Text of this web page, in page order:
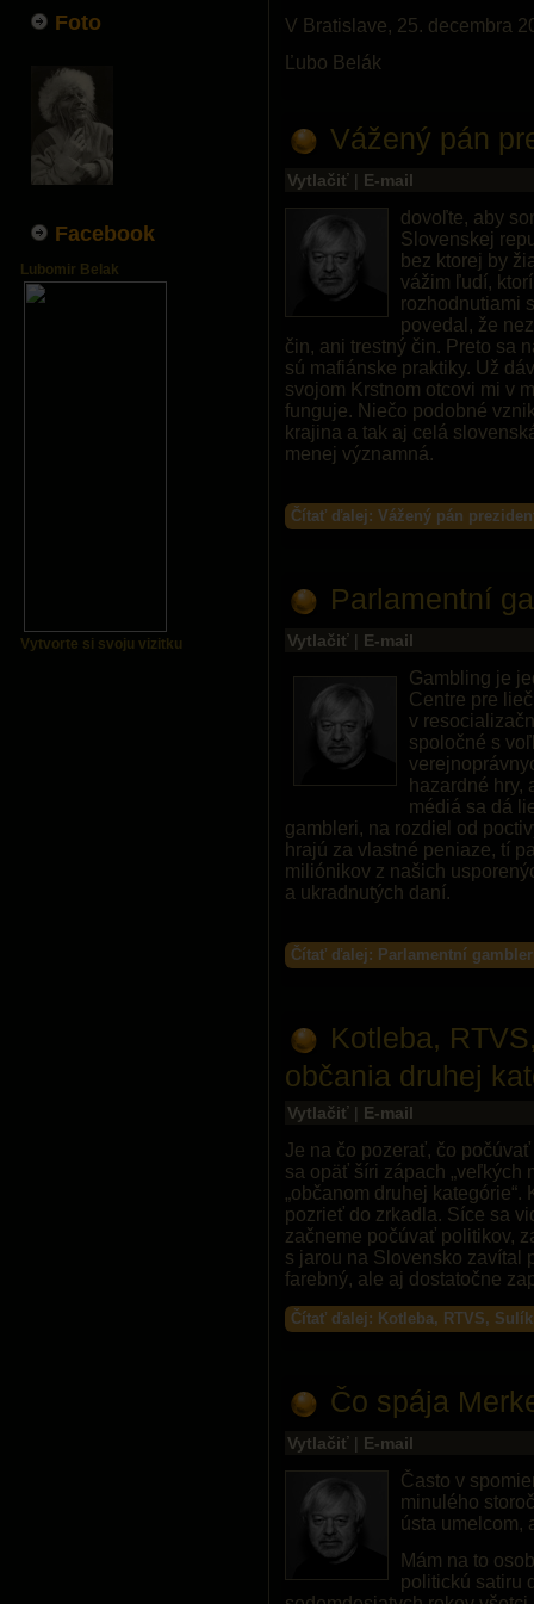
Foto
Facebook
Lubomir Belak
Vytvorte si svoju vizitku
V Bratislave, 25. decembra
Ľubo Belák
Vážený pán
Vytlačiť | E-mail
dovoľte, aby
Slovenskej
bez ktorej by
vážim ľudí,
rozhodnutiami
povedal, že
čin, ani trestný čin. Preto sa
sú mafiánske praktiky. Už
svojom Krstnom otcovi mi v
funguje. Niečo podobné
krajina a tak aj celá
menej významná.
Čítať ďalej: Vážený pán
Parlamentní
Vytlačiť | E-mail
Gambling je
Centre pre
v
spoločné s
hazardné
médiá sa dá
gambleri, na rozdiel od
hrajú za vlastné peniaze, tí
miliónikov z našich
a ukradnutých daní.
Čítať ďalej: Parlamentní
Kotleba,
občania druhej
Vytlačiť | E-mail
Je na čo pozerať, čo
sa opäť šíri zápach „veľkých
„občanom druhej
pozrieť do zrkadla. Síce sa
začneme počúvať politikov,
s jarou na Slovensko zavítal
farebný, ale aj dostatočne
Čítať ďalej: Kotleba, RTVS,
Čo spája
Vytlačiť | E-mail
Často v
minulého
ústa umelcom,
Mám na to
politickú satiru